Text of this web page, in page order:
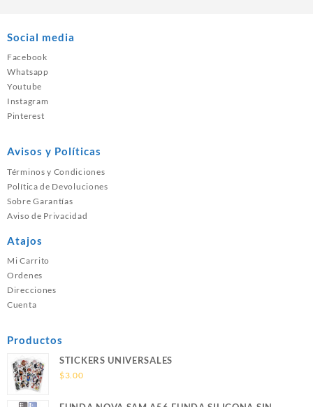
Social media
Facebook
Whatsapp
Youtube
Instagram
Pinterest
Avisos y Políticas
Términos y Condiciones
Política de Devoluciones
Sobre Garantías
Aviso de Privacidad
Atajos
Mi Carrito
Ordenes
Direcciones
Cuenta
Productos
STICKERS UNIVERSALES
$3.00